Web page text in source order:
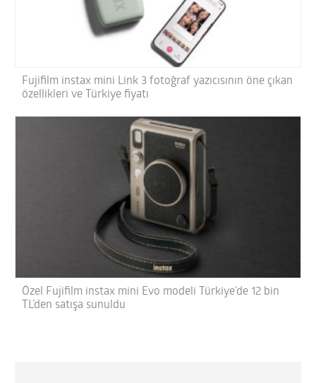
Fujifilm instax mini Link 3 fotoğraf yazıcısının öne çıkan
özellikleri ve Türkiye fiyatı
Özel Fujifilm instax mini Evo modeli Türkiye’de 12 bin
TL’den satışa sunuldu